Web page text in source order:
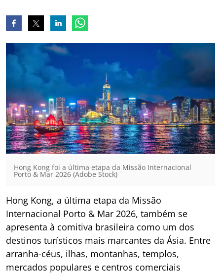
Hong Kong foi a última etapa da Missão Internacional
Porto & Mar 2026 (Adobe Stock)
Hong Kong, a última etapa da Missão
Internacional Porto & Mar 2026, também se
apresenta à comitiva brasileira como um dos
destinos turísticos mais marcantes da Ásia. Entre
arranha-céus, ilhas, montanhas, templos,
mercados populares e centros comerciais